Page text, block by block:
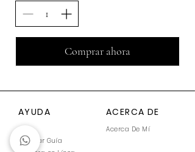
Comprar ahora
AYUDA ACERCA DE
Acerca De Mí
Generar Guía